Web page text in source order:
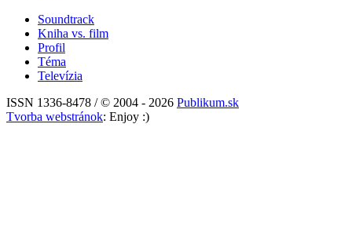
Soundtrack
Kniha vs. film
Profil
Téma
Televízia
ISSN 1336-8478 / © 2004 - 2026 Publikum.sk
Tvorba webstránok: Enjoy :)